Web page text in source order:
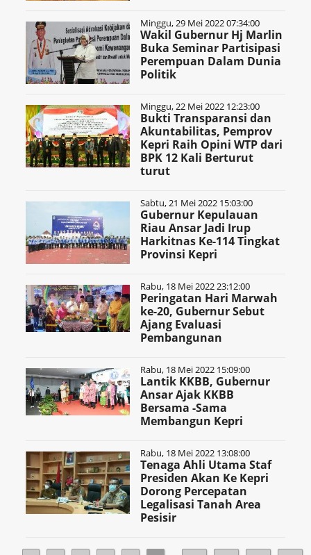
Minggu, 29 Mei 2022 07:34:00
Wakil Gubernur Hj Marlin
Buka Seminar Partisipasi
Perempuan Dalam Dunia
Politik
Minggu, 22 Mei 2022 12:23:00
Bukti Transparansi dan
Akuntabilitas, Pemprov
Kepri Raih Opini WTP dari
BPK 12 Kali Berturut
turut
Sabtu, 21 Mei 2022 15:03:00
Gubernur Kepulauan
Riau Ansar Jadi Irup
Harkitnas Ke-114 Tingkat
Provinsi Kepri
Rabu, 18 Mei 2022 23:12:00
Peringatan Hari Marwah
ke-20, Gubernur Sebut
Ajang Evaluasi
Pembangunan
Rabu, 18 Mei 2022 15:09:00
Lantik KKBB, Gubernur
Ansar Ajak KKBB
Bersama -Sama
Membangun Kepri
Rabu, 18 Mei 2022 13:08:00
Tenaga Ahli Utama Staf
Presiden Akan Ke Kepri
Dorong Percepatan
Legalisasi Tanah Area
Pesisir